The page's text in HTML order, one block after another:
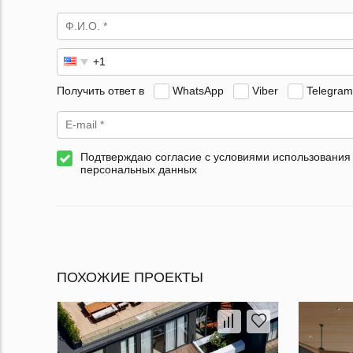
Получить ответ в WhatsApp Viber Telegram
Подтверждаю согласие с условиями использования
персональных данных
ПОХОЖИЕ ПРОЕКТЫ